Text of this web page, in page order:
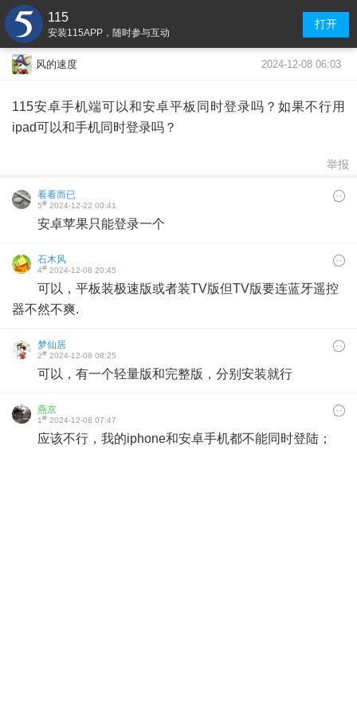
115
安装115APP，随时参与互动
打开
风的速度 2024-12-08 06:03
115安卓手机端可以和安卓平板同时登录吗？如果不行用
ipad可以和手机同时登录吗？
举报
看看而已
5# 2024-12-22 00:41
安卓苹果只能登录一个
石木风
4# 2024-12-08 20:45
可以，平板装极速版或者装TV版但TV版要连蓝牙遥控
器不然不爽.
梦仙居
2# 2024-12-08 08:25
可以，有一个轻量版和完整版，分别安装就行
燕京
1# 2024-12-08 07:47
应该不行，我的iphone和安卓手机都不能同时登陆；